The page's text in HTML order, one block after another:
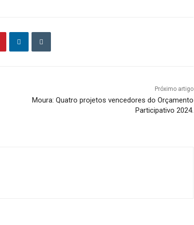
Próximo artigo
Moura: Quatro projetos vencedores do Orçamento
Participativo 2024.